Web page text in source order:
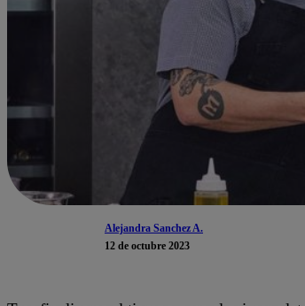
Alejandra Sanchez A.
12 de octubre 2023